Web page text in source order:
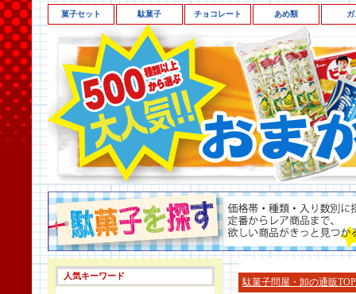
人気キーワード
駄菓子問屋・卸の通販TOP